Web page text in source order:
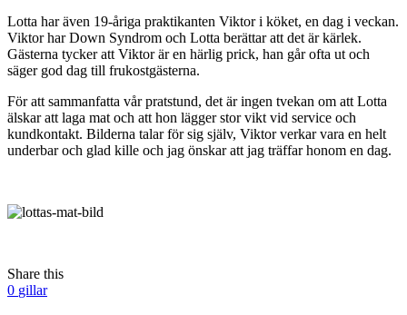
Lotta har även 19-åriga praktikanten Viktor i köket, en dag i veckan.
Viktor har Down Syndrom och Lotta berättar att det är kärlek.
Gästerna tycker att Viktor är en härlig prick, han går ofta ut och
säger god dag till frukostgästerna.
För att sammanfatta vår pratstund, det är ingen tvekan om att Lotta
älskar att laga mat och att hon lägger stor vikt vid service och
kundkontakt. Bilderna talar för sig själv, Viktor verkar vara en helt
underbar och glad kille och jag önskar att jag träffar honom en dag.
Share this
0 gillar